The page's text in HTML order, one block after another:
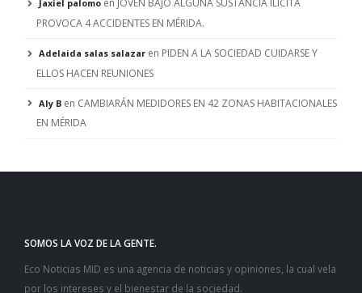
Jaxiel palomo en JÓVEN BAJO ALGUNA SUSTANCIA ILICITA
PROVOCA 4 ACCIDENTES EN MÉRIDA.
Adelaida salas salazar en PIDEN A LA SOCIEDAD CUIDARSE Y
ELLOS HACEN REUNIONES
Aly B en CAMBIARÁN MEDIDORES EN 42 ZONAS HABITACIONALES
EN MÉRIDA
SOMOS LA VOZ DE LA GENTE.
Eco Noticias MID es una agencia de noticias y opiniones, la cual vela
por los intereses y el bienestar de la sociedad.